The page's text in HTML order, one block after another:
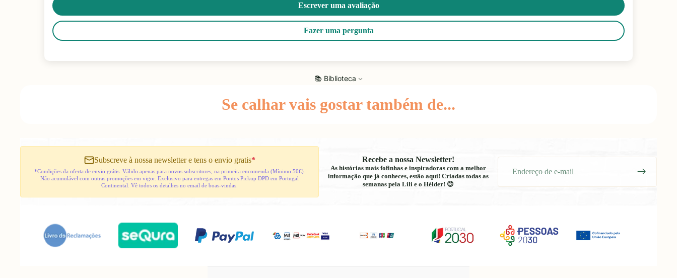
📚 Biblioteca
Escrever uma avaliação
Fazer uma pergunta
Se calhar vais gostar também de...
Subscreve à nossa newsletter e tens o envio gratis*
*Condições da oferta de envio grátis: Válido apenas para novos subscritores, na primeira encomenda (Mínimo 50€).
Não acumulável com outras promoções em vigor. Exclusivo para entregas em Pontos Pickup DPD em Portugal
Continental. Vê todos os detalhes no email de boas-vindas.
Recebe a nossa Newsletter!
As histórias mais fofinhas e inspiradoras com a melhor
informação que já conheces, estão aqui! Criadas todas as
semanas pela Lili e o Hélder! 😊